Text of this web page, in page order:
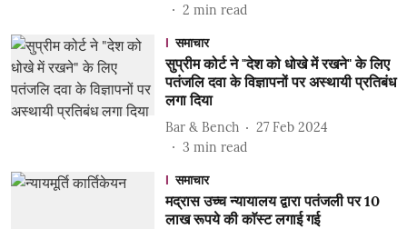
2 min read
समाचार
सुप्रीम कोर्ट ने "देश को धोखे में रखने" के लिए
पतंजलि दवा के विज्ञापनों पर अस्थायी प्रतिबंध
लगा दिया
Bar & Bench
27 Feb 2024
3 min read
समाचार
मद्रास उच्च न्यायालय द्वारा पतंजली पर 10
लाख रूपये की काॅस्ट लगाई गई